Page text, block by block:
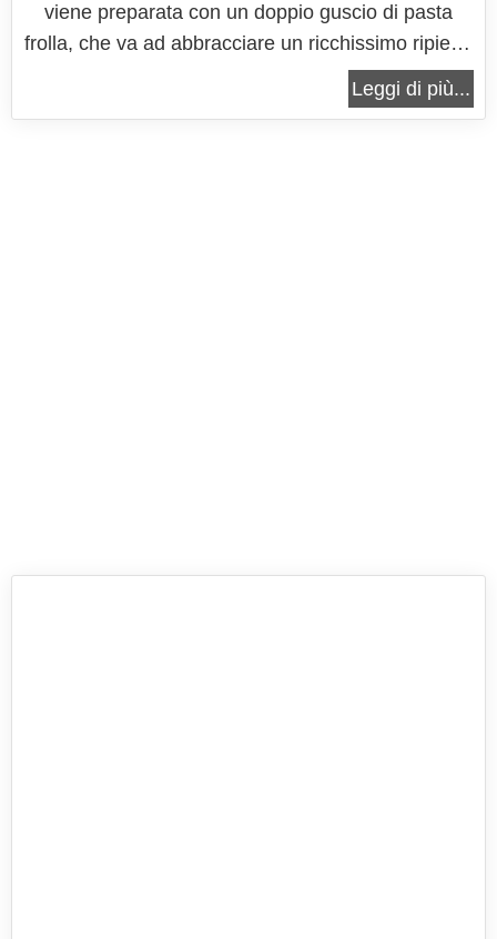
viene preparata con un doppio guscio di pasta
frolla, che va ad abbracciare un ricchissimo ripieno
di mele, tagliate a cubetti e scottate in padella, con
burro, zucchero e cannella. Il tutto arricchito da
Leggi di più...